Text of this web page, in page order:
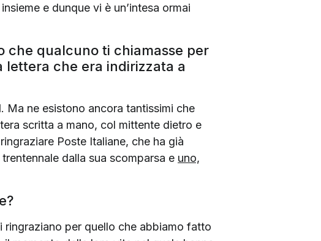
e dunque vi è un’intesa ormai
che qualcuno ti chiamasse per
lettera che era indirizzata a
Ma ne esistono ancora tantissimi che
scritta a mano, col mittente dietro e
Poste Italiane, che ha già
dalla sua scomparsa e uno,
ringraziano per quello che abbiamo fatto